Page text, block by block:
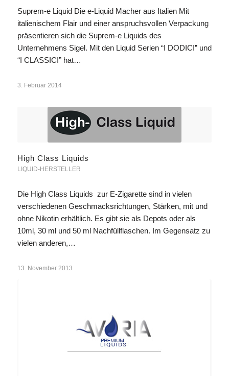
Suprem-e Liquid Die e-Liquid Macher aus Italien Mit
italienischem Flair und einer anspruchsvollen Verpackung
präsentieren sich die Suprem-e Liquids des
Unternehmens Sigel. Mit den Liquid Serien “I DODICI” und
“I CLASSICI” hat…
3. Februar 2014
High Class Liquids
LIQUID-HERSTELLER
Die High Class Liquids zur E-Zigarette sind in vielen
verschiedenen Geschmacksrichtungen, Stärken, mit und
ohne Nikotin erhältlich. Es gibt sie als Depots oder als
10ml, 30 ml und 50 ml Nachfüllflaschen. Im Gegensatz zu
vielen anderen,…
13. November 2013